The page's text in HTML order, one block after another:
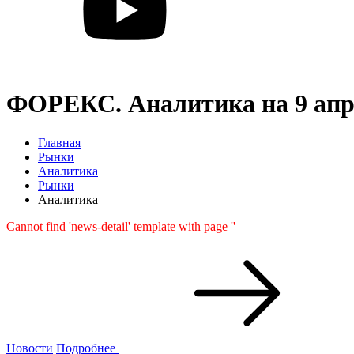
ФОРЕКС. Аналитика на 9
Главная
Рынки
Аналитика
Рынки
Аналитика
Cannot find 'news-detail' template with page ''
Новости Подробнее